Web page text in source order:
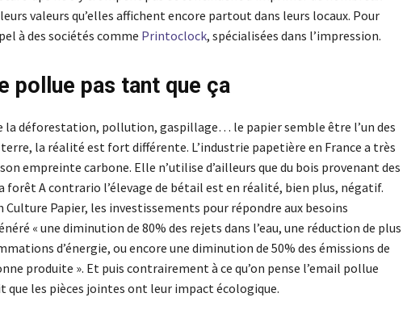
valeurs qu’elles affichent encore partout dans leurs locaux. Pour
à des sociétés comme Printoclock, spécialisées dans l’impression.
pollue pas tant que ça
la déforestation, pollution, gaspillage… le papier semble être l’un des
la réalité est fort différente. L’industrie papetière en France a très
empreinte carbone. Elle n’utilise d’ailleurs que du bois provenant des
forêt A contrario l’élevage de bétail est en réalité, bien plus, négatif.
Culture Papier, les investissements pour répondre aux besoins
« une diminution de 80% des rejets dans l’eau, une réduction de plus
d’énergie, ou encore une diminution de 50% des émissions de
produite ». Et puis contrairement à ce qu’on pense l’email pollue
les pièces jointes ont leur impact écologique.